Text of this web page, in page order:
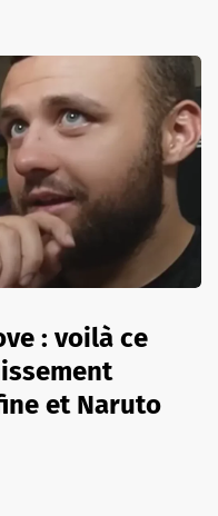
: voilà ce
et Naruto